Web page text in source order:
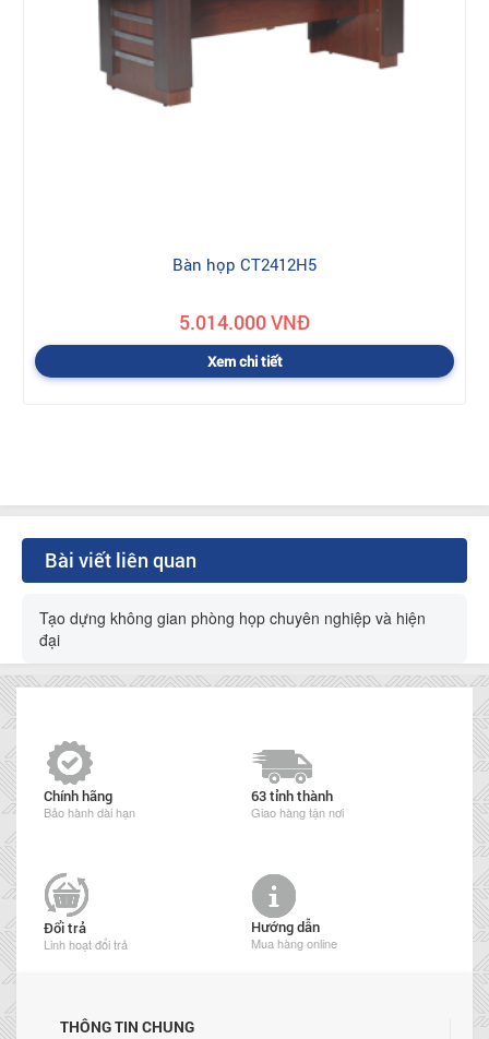
Bàn họp CT2412H5
5.014.000 VNĐ
Xem chi tiết
Bài viết liên quan
Tạo dựng không gian phòng họp chuyên nghiệp và hiện
đại
Chính hãng
Bảo hành dài hạn
63 tỉnh thành
Giao hàng tận nơi
Đổi trả
Linh hoạt đổi trả
Hướng dẫn
Mua hàng online
THÔNG TIN CHUNG